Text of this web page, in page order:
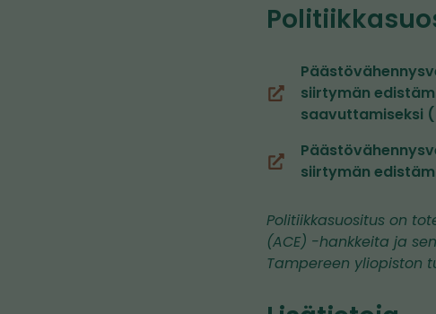
siirtymän
saavuttamiseksi
(siirryt
toiseen
palveluun)
siirtymän
(siirryt
palveluun)
Politiikkasuositus on
(ACE) -hankkeita ja
Tampereen yliopiston